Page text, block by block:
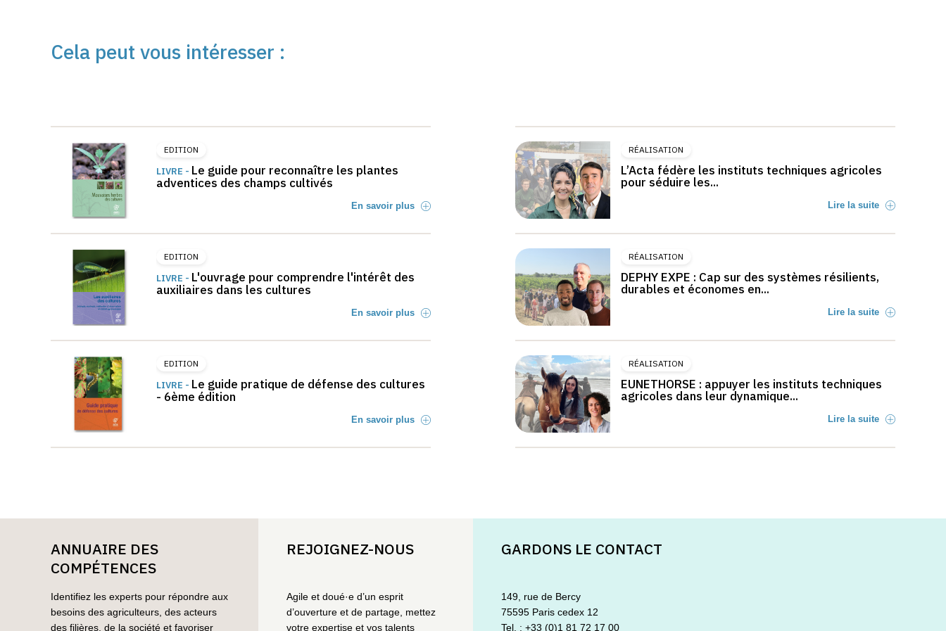
Cela peut vous intéresser :
EDITION
LIVRE - Le guide pour reconnaître les plantes
adventices des champs cultivés
En savoir plus
EDITION
LIVRE - L'ouvrage pour comprendre l'intérêt des
auxiliaires dans les cultures
En savoir plus
EDITION
LIVRE - Le guide pratique de défense des cultures
- 6ème édition
En savoir plus
RÉALISATION
L’Acta fédère les instituts techniques agricoles
pour séduire les...
Lire la suite
RÉALISATION
DEPHY EXPE : Cap sur des systèmes résilients,
durables et économes en...
Lire la suite
RÉALISATION
EUNETHORSE : appuyer les instituts techniques
agricoles dans leur dynamique...
Lire la suite
ANNUAIRE DES
COMPÉTENCES
Identifiez les experts pour répondre aux
besoins des agriculteurs, des acteurs
des filières, de la société et favoriser
REJOIGNEZ-NOUS
Agile et doué·e d’un esprit
d’ouverture et de partage, mettez
votre expertise et vos talents
GARDONS LE CONTACT
149, rue de Bercy
75595 Paris cedex 12
Tel. : +33 (0)1 81 72 17 00